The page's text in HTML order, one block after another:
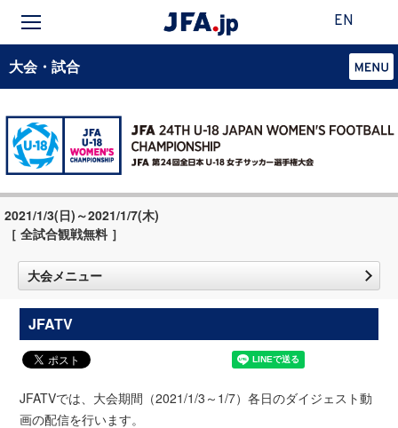
EN
大会・試合
2021/1/3(日)～2021/1/7(木)
［ 全試合観戦無料 ］
大会メニュー
JFATV
JFATVでは、大会期間（2021/1/3～1/7）各日のダイジェスト動
画の配信を行います。